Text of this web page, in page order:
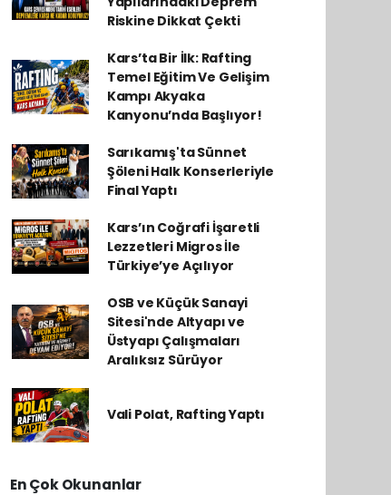
Riskine Dikkat Çekti
Kars’ta Bir İlk: Rafting
Temel Eğitim Ve Gelişim
Kampı Akyaka
Kanyonu’nda Başlıyor!
Sarıkamış'ta Sünnet
Şöleni Halk Konserleriyle
Final Yaptı
Kars’ın Coğrafi İşaretli
Lezzetleri Migros İle
Türkiye’ye Açılıyor
OSB ve Küçük Sanayi
Sitesi'nde Altyapı ve
Üstyapı Çalışmaları
Aralıksız Sürüyor
Vali Polat, Rafting Yaptı
En Çok Okunanlar